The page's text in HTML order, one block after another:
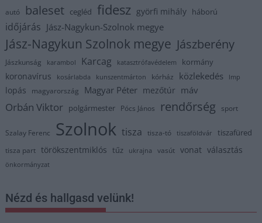
autó baleset cegléd fidesz györfi mihály háború
időjárás Jász-Nagykun-Szolnok megye
Jász-Nagykun Szolnok megye Jászberény
Jászkunság karambol Karcag katasztrófavédelem kormány
koronavírus kosárlabda kunszentmárton kórház közlekedés lmp
lopás magyarország Magyar Péter mezőtúr máv
Orbán Viktor polgármester Pócs János rendőrség sport
Szalay Ferenc Szolnok tisza tisza-tó tiszaföldvár tiszafüred
tisza part törökszentmiklós tűz ukrajna vasút vonat választás
önkormányzat
Nézd és hallgasd velünk!